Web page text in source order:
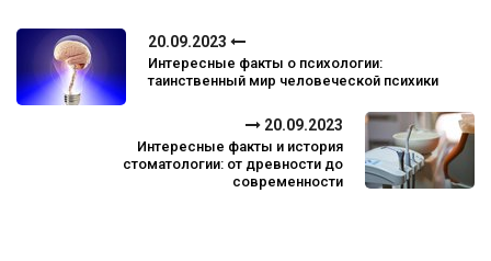
20.09.2023
Интересные факты о психологии:
таинственный мир человеческой психики
20.09.2023
Интересные факты и история
стоматологии: от древности до
современности